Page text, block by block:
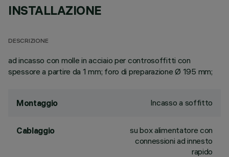
INSTALLAZIONE
DESCRIZIONE
ad incasso con molle in acciaio per controsoffitti con
spessore a partire da 1 mm; foro di preparazione Ø 195 mm;
Montaggio Incasso a soffitto
Cablaggio
su box alimentatore con
connessioni ad innesto
rapido